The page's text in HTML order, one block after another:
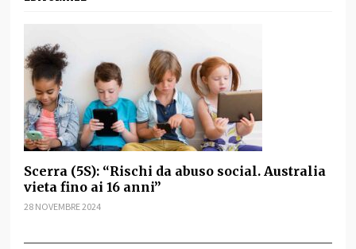
Scerra (5S): “Rischi da abuso social. Australia
vieta fino ai 16 anni”
28 NOVEMBRE 2024